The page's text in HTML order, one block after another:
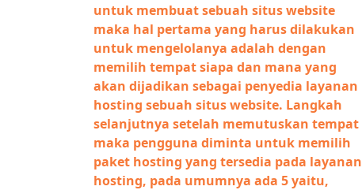
untuk membuat sebuah situs website
maka hal pertama yang harus dilakukan
untuk mengelolanya adalah dengan
memilih tempat siapa dan mana yang
akan dijadikan sebagai penyedia layanan
hosting sebuah situs website. Langkah
selanjutnya setelah memutuskan tempat
maka pengguna diminta untuk memilih
paket hosting yang tersedia pada layanan
hosting, pada umumnya ada 5 yaitu,